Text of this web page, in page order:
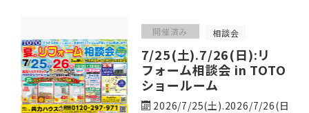
開催済み 相談会
7/25(土).7/26(日):リ
フォーム相談会 in TOTO
ショールーム
2026/7/25(土).2026/7/26(日)